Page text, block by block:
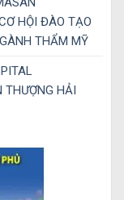
HỘI ĐÀO TẠO
THẨM MỸ
THƯỢNG HẢI